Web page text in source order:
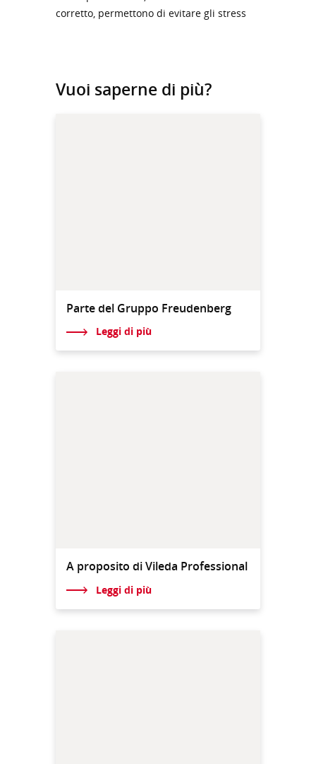
corretto, permettono di evitare gli stress
Vuoi saperne di più?
Parte del Gruppo Freudenberg
Leggi di più
A proposito di Vileda Professional
Leggi di più